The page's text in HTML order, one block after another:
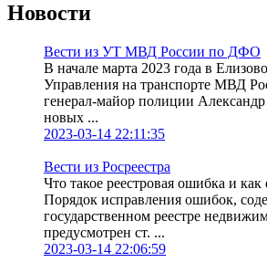
Новости
Вести из УТ МВД России по ДФО
В начале марта 2023 года в
Управления на транспорте МВД
генерал-майор полиции
новых ...
2023-03-14 22:11:35
Вести из Росреестра
Что такое реестровая ошибка и как
Порядок исправления ошибок,
государственном реестре
предусмотрен ст. ...
2023-03-14 22:06:59